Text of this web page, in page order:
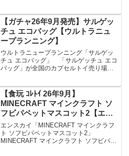
【ガチャ26年9月発売】サルゲッ
チュ エコバッグ【ウルトラニュ
ープランニング】
ウルトラニュープランニング「サルゲッ
チュ エコバッグ」 「サルゲッチュ エコ
バッグ」が全国のカプセルトイ売り場か
チュ エコバッグ メーカーウル
トラニュープランニ...
【食玩 ｺﾚﾄｲ 26年9月】
MINECRAFT マインクラフト ソ
フビパペットマスコット2【エン
スカイ】
エンスカイ「MINECRAFT マインクラフ
ト ソフビパペットマスコット2」
MINECRAFT マインクラフト ソフビパペ